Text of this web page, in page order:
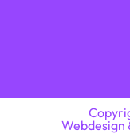
Webdesign